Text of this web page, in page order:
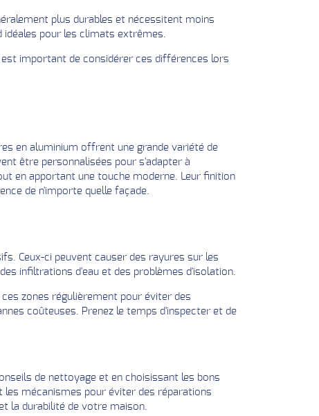
plus durables et nécessitent moins
pour les climats extrêmes.
important de considérer ces différences lors
en aluminium offrent une grande variété de
être personnalisées pour s'adapter à
en apportant une touche moderne. Leur finition
de n'importe quelle façade.
Ceux-ci peuvent causer des rayures sur les
infiltrations d'eau et des problèmes d'isolation.
zones régulièrement pour éviter des
coûteuses. Prenez le temps d'inspecter et de
de nettoyage et en choisissant les bons
mécanismes pour éviter des réparations
la durabilité de votre maison.